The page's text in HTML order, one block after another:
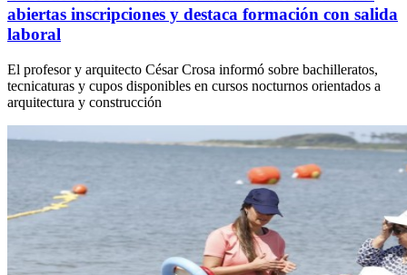
abiertas inscripciones y destaca formación con salida
laboral
El profesor y arquitecto César Crosa informó sobre bachilleratos,
tecnicaturas y cupos disponibles en cursos nocturnos orientados a
arquitectura y construcción